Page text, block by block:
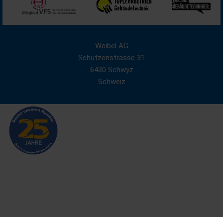
Impressum Datenschutz Sitemap AGB
Weibel AG
Schützenstrasse 31
6430 Schwyz
Schweiz